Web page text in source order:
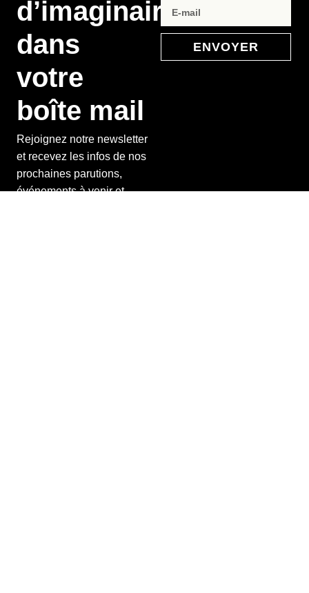
d’imaginaire
dans
votre
boîte mail
Rejoignez notre newsletter
et recevez les infos de nos
prochaines parutions,
événements à venir et
ENVOYER